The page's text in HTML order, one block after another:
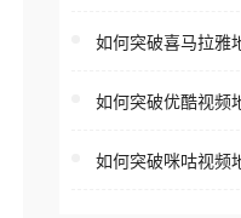
台
地区播
所
门
区
如何突破喜马拉雅
如何突破优酷视频
如何突破咪咕视频